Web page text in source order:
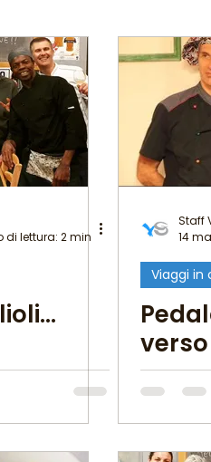
di lettura: 2 min
Staff
14
Viaggi in
mare!